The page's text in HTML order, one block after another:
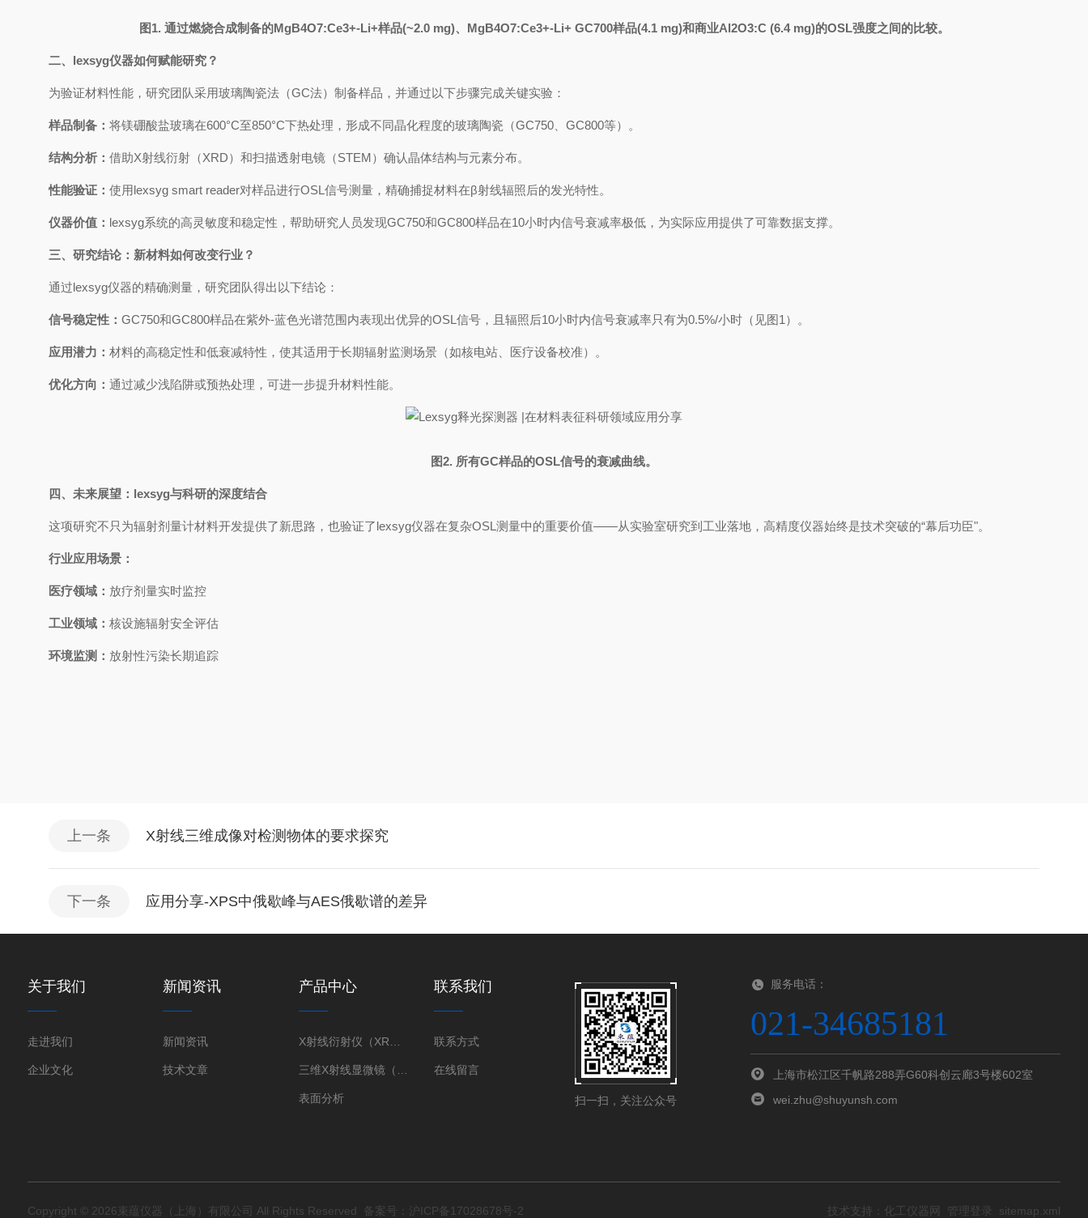
图1. 通过燃烧合成制备的MgB4O7:Ce3+-Li+样品(~2.0 mg)、MgB4O7:Ce3+-Li+ GC700样品(4.1 mg)和商业Al2O3:C (6.4 mg)的OSL强度之间的比较。
二、lexsyg仪器如何赋能研究？
为验证材料性能，研究团队采用玻璃陶瓷法（GC法）制备样品，并通过以下步骤完成关键实验：
样品制备： 将镁硼酸盐玻璃在600°C至850°C下热处理，形成不同晶化程度的玻璃陶瓷（GC750、GC800等）。
结构分析： 借助X射线衍射（XRD）和扫描透射电镜（STEM）确认晶体结构与元素分布。
性能验证： 使用lexsyg smart reader对样品进行OSL信号测量，精确捕捉材料在β射线辐照后的发光特性。
仪器价值： lexsyg系统的高灵敏度和稳定性，帮助研究人员发现GC750和GC800样品在10小时内信号衰减率极低，为实际应用提供了可靠数据支撑。
三、研究结论：新材料如何改变行业？
通过lexsyg仪器的精确测量，研究团队得出以下结论：
信号稳定性： GC750和GC800样品在紫外-蓝色光谱范围内表现出优异的OSL信号，且辐照后10小时内信号衰减率只有为0.5%/小时（见图1）。
应用潜力： 材料的高稳定性和低衰减特性，使其适用于长期辐射监测场景（如核电站、医疗设备校准）。
优化方向： 通过减少浅陷阱或预热处理，可进一步提升材料性能。
图2. 所有GC样品的OSL信号的衰减曲线。
四、未来展望：lexsyg与科研的深度结合
这项研究不只为辐射剂量计材料开发提供了新思路，也验证了lexsyg仪器在复杂OSL测量中的重要价值——从实验室研究到工业落地，高精度仪器始终是技术突破的“幕后功臣"。
行业应用场景：
医疗领域： 放疗剂量实时监控
工业领域： 核设施辐射安全评估
环境监测： 放射性污染长期追踪
上一条 X射线三维成像对检测物体的要求探究
下一条 应用分享-XPS中俄歇峰与AES俄歇谱的差异
关于我们
走进我们
企业文化
新闻资讯
新闻资讯
技术文章
产品中心
表面分析
联系我们
联系方式
在线留言
扫一扫，关注公众号
服务电话：
021-34685181
上海市松江区千帆路288弄G60科创云廊3号楼602室
wei.zhu@shuyunsh.com
Copyright © 2026束蕴仪器（上海）有限公司 All Rights Reserved 备案号：沪ICP备17028678号-2 技术支持： 化工仪器网 管理登录 sitemap.xml